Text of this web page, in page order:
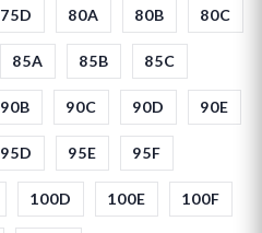
75D 80A 80B 80C
85A 85B 85C
90B 90C 90D 90E
95D 95E 95F
100D 100E 100F